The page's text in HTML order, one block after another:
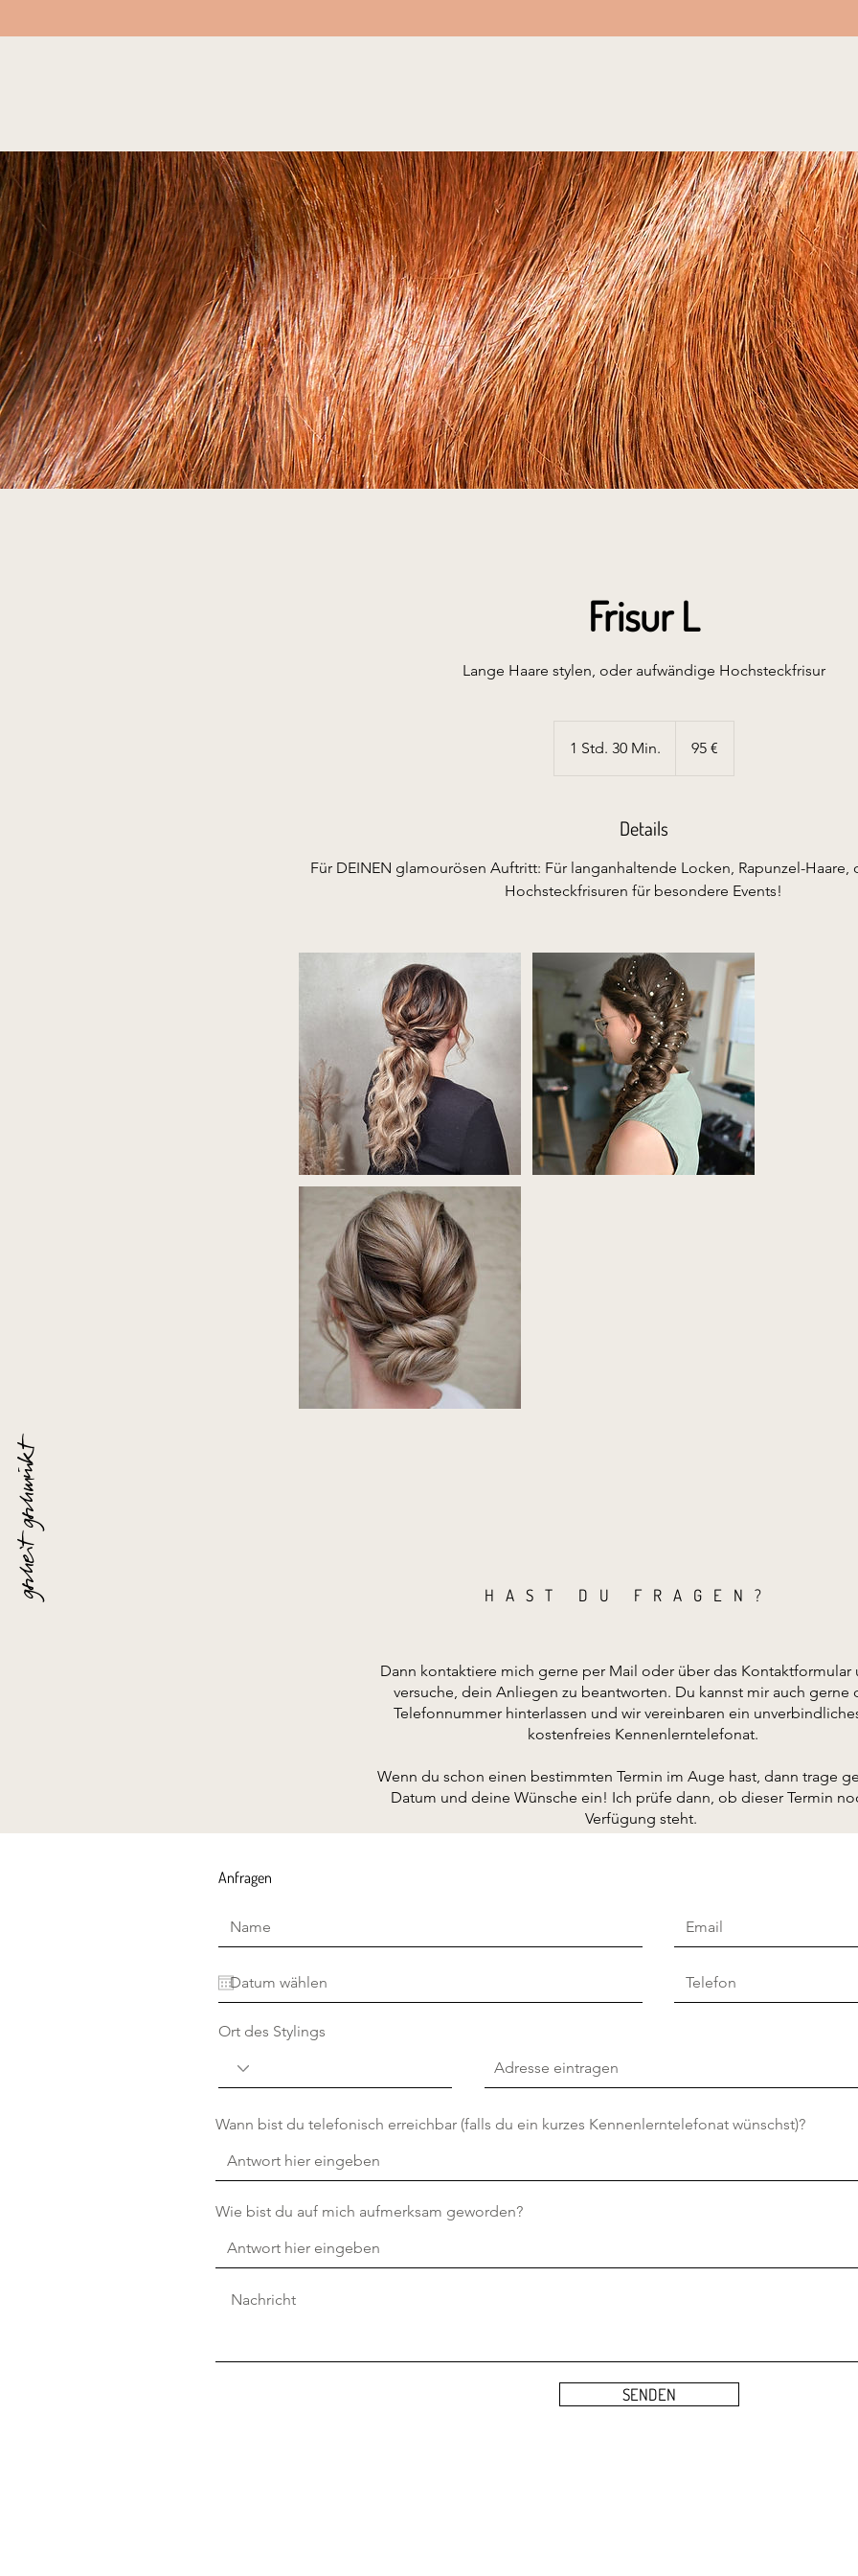
gscheit gschminkt
Frisur L
Lange Haare stylen, oder aufwändige Hochsteckfrisur
1 Std. 30 Min.
3
0
M
.
95 €
Details
Für DEINEN glamourösen Auftritt: Für langanhaltende Locken, Rapunzel-Haare,
Hochsteckfrisuren für besondere Events!
HAST DU FRAGEN?
Dann kontaktiere mich gerne per Mail oder über das Kontaktformular
versuche, dein Anliegen zu beantworten. Du kannst mir auch gerne
Telefonnummer hinterlassen und wir vereinbaren ein
kostenfreies Kennenlerntelefonat.
Wenn du schon einen bestimmten Termin im Auge hast, dann trage
Datum und deine Wünsche ein! Ich prüfe dann, ob dieser Termin
Verfügung steht.
Anfragen
Ort des Stylings
Wann bist du telefonisch erreichbar (falls du ein kurzes Kennenlerntelefonat wünschst)?
Wie bist du auf mich aufmerksam geworden?
SENDEN